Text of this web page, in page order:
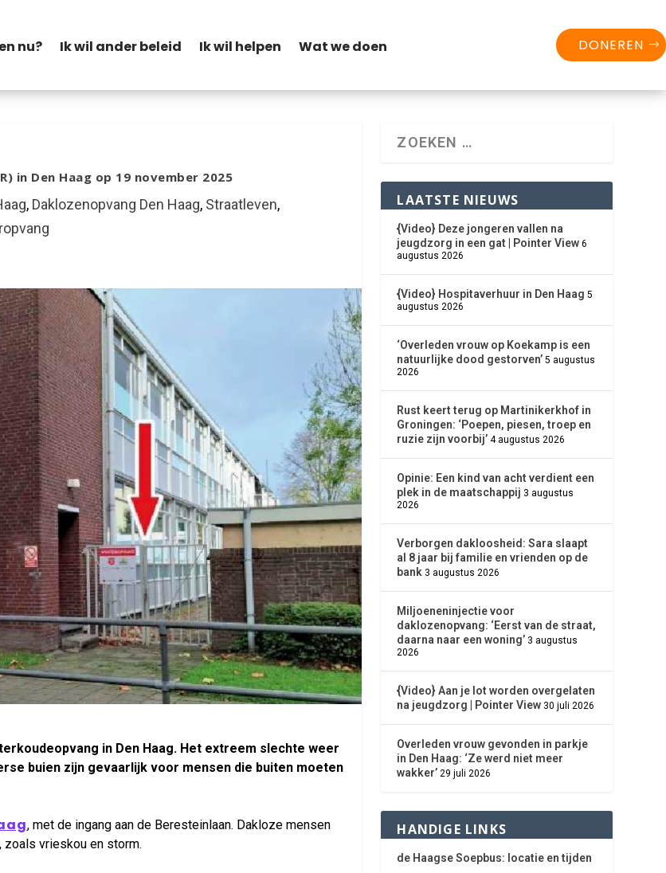
nu? Ik wil ander beleid Ik wil helpen Wat we doen DONEREN
in Den Haag op 19 november 2025
, Daklozenopvang Den Haag, Straatleven,
in Den Haag. Het extreem slechte weer
buien zijn gevaarlijk voor mensen die buiten moeten
, met de ingang aan de Beresteinlaan. Dakloze mensen
zoals vrieskou en storm.
LAATSTE NIEUWS
{Video} Deze jongeren vallen na
jeugdzorg in een gat | Pointer View 6
augustus 2026
{Video} Hospitaverhuur in Den Haag 5
augustus 2026
‘Overleden vrouw op Koekamp is een
natuurlijke dood gestorven’ 5 augustus
2026
Rust keert terug op Martinikerkhof in
Groningen: ‘Poepen, piesen, troep en
ruzie zijn voorbij’ 4 augustus 2026
Opinie: Een kind van acht verdient een
plek in de maatschappij 3 augustus
2026
Verborgen dakloosheid: Sara slaapt
al 8 jaar bij familie en vrienden op de
bank 3 augustus 2026
Miljoeneninjectie voor
daklozenopvang: ‘Eerst van de straat,
daarna naar een woning’ 3 augustus
2026
{Video} Aan je lot worden overgelaten
na jeugdzorg | Pointer View 30 juli 2026
Overleden vrouw gevonden in parkje
in Den Haag: ‘Ze werd niet meer
wakker’ 29 juli 2026
HANDIGE LINKS
de Haagse Soepbus: locatie en tijden